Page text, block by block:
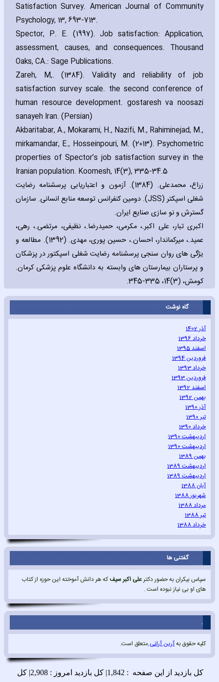
Satisfaction Survey. American Journal of Community
Psychology‚ 13‚ 693-713.
Spector‚ P. E. (1997). Job satisfaction: Application‚
assessment‚ causes‚ and consequences. Thousand
Oaks‚ CA.: Sage Publications.
Zareh‚ M‚. (1384). Validity and reliability of job
satisfaction survey scale. the second conference of
human resource development. gostaresh va noosazi
sanayeh Iran. (Persian)
Akbaritabar‚ A.‚ Mokarami‚ H.‚ Nazifi‚ M.‚ Rahiminejad‚ M.‚
mirkamandar‚ E.‚ Hosseinpouri‚ M. (2013). Psychometric
properties of Spector’s job satisfaction survey in the
Iranian population. Koomesh‚ 14(3)‚ 335-345.
زراع، محمدعلی. (1384). آزمون و اعتباریابی پرسشنامه رضایت
شغلی اسپکتر(JSS). دومین کنفرانس توسعه منابع انسانی. سازمان
گسترش و نو سازی صنایع ایران.
اکبری تبار، علی اکبر.، مکرمی، حمیدرضا.، نظیفی، مرتضی.، رهی،
عمید.، میرکماندار، احسان.، حسین پوری، مهدی. (1392). مطالعه و
يژگی های روان سنجی پرسشنامه رضایت شغلی اسپکتور در پزشکان
و پرستاران بیمارستان های وابسته به دانشگاه علوم پزشکی کرمان.
کومش، (3)14، 335-345.
گاه نوشت
آذر 1402
خرداد 1396
اسفند 1395
فروردین 1394
خرداد 1393
فروردین 1393
اسفند 1392
بهمن 1392
آذر 1390
تیر 1390
خرداد 1390
اردیبهشت 1390
اردیبهشت 1390
بهمن 1389
اردیبهشت 1389
اردیبهشت 1389
آبان 1388
شهریور 1388
مرداد 1388
تیر 1388
خرداد 1388
گفتنی ها
سپاس بیکران به حضور دکترعلی اکبر سیفکه هر دانش آموخته این حوزه از کتاب
های او بی نیاز نبوده است .
.
کلیه حقوق بهآرین آرانیمتعلق است.